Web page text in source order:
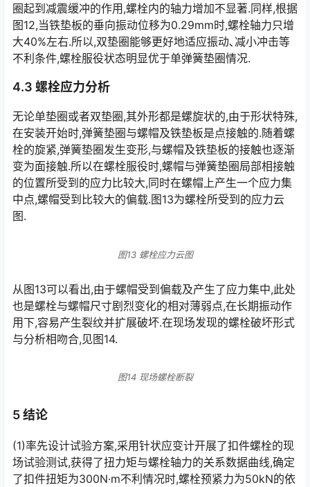
圈起到减震缓冲的作用,螺栓内的轴力增加不显著.同样,根据
图12,当铁垫板的垂向振动位移为0.29mm时,螺栓轴力只增
大40%左右.所以,双垫圈能够更好地适应振动､减小冲击等
不利条件,螺栓服役状态明显优于单弹簧垫圈情况.󠅅󠅃󠄵󠅂󠄪󠇖󠆨󠆨󠇕󠆞󠆒󠅬󠇘󠆭󠆘󠇙󠆝󠅵󠇗󠆭󠆁󠄐󠇗󠅹󠅸󠇖󠆍󠅳󠇖󠅹󠅰󠇖󠆌󠅹
4.3 螺栓应力分析
无论单垫圈或者双垫圈,其外形都是螺旋状的,由于形状特殊,
在安装开始时,弹簧垫圈与螺帽及铁垫板是点接触的.随着螺
栓的旋紧,弹簧垫圈发生变形,与螺帽及铁垫板的接触也逐渐
变为面接触.所以在螺栓服役时,螺帽与弹簧垫圈局部相接触
的位置所受到的应力比较大,同时在螺帽上产生一个应力集
中点,螺帽受到比较大的偏载.图13为螺栓所受到的应力云
图.󠅅󠅃󠄵󠅂󠄪󠇖󠆨󠆨󠇕󠆞󠆒󠅬󠇘󠆭󠆘󠇙󠆝󠅵󠇗󠆭󠆁󠄐󠇗󠅹󠅸󠇖󠆍󠅳󠇖󠅹󠅰󠇖󠆌󠅹
图13 螺栓应力云图
从图13可以看出,由于螺帽受到偏载及产生了应力集中,此处
也是螺栓与螺帽尺寸剧烈变化的相对薄弱点,在长期振动作
用下,容易产生裂纹并扩展破坏.在现场发现的螺栓破坏形式
与分析相吻合,见图14.󠅅󠅃󠄵󠅂󠄪󠇖󠆨󠆨󠇕󠆞󠆒󠅬󠇘󠆭󠆘󠇙󠆝󠅵󠇗󠆭󠆁󠄐󠇗󠅹󠅸󠇖󠆍󠅳󠇖󠅹󠅰󠇖󠆌󠅹
图14 现场螺栓断裂
5 结论
(1)率先设计试验方案,采用针状应变计开展了扣件螺栓的现
场试验测试,获得了扭力矩与螺栓轴力的关系数据曲线,确定
了扣件扭矩为300N·m不利情况时,螺栓预紧力为50kN的依